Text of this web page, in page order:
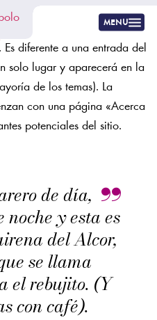
menu
diferente a una entrada del
solo lugar y aparecerá en la
de los temas). La
con una página «Acerca
potenciales del sitio.
de día,
y esta es
del Alcor,
se llama
el rebujito. (Y
con café).